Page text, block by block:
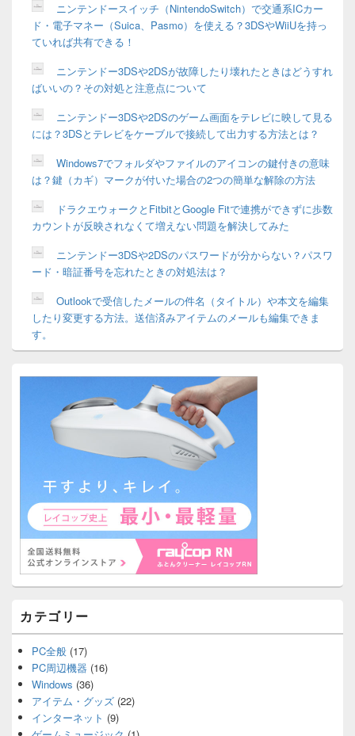
ニンテンドースイッチ（NintendoSwitch）で交通系ICカー
ド・電子マネー（Suica、Pasmo）を使える？3DSやWiiUを持っ
ていれば共有できる！
ニンテンドー3DSや2DSが故障したり壊れたときはどうすれ
ばいいの？その対処と注意点について
ニンテンドー3DSや2DSのゲーム画面をテレビに映して見る
には？3DSとテレビをケーブルで接続して出力する方法とは？
Windows7でフォルダやファイルのアイコンの鍵付きの意味
は？鍵（カギ）マークが付いた場合の2つの簡単な解除の方法
ドラクエウォークとFitbitとGoogle Fitで連携ができずに歩数
カウントが反映されなくて増えない問題を解決してみた
ニンテンドー3DSや2DSのパスワードが分からない？パスワ
ード・暗証番号を忘れたときの対処法は？
Outlookで受信したメールの件名（タイトル）や本文を編集
したり変更する方法。送信済みアイテムのメールも編集できま
す。
カテゴリー
PC全般 (17)
PC周辺機器 (16)
Windows (36)
アイテム・グッズ (22)
インターネット (9)